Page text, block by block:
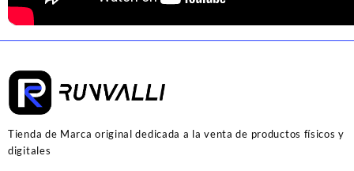
Tienda de Marca original dedicada a la venta de productos físicos y
digitales